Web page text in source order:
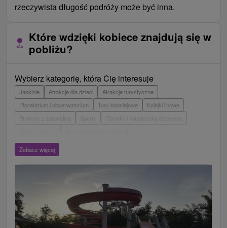
rzeczywista długość podróży może być inna.
Które wdzięki kobiece znajdują się w
pobliżu?
Wybierz kategorię, która Cię interesuje
Jaskinie Atrakcje dla dzieci
Atrakcje turystyczne
Planetarium i obserwatorium
Tory bobslejowe
Kolejki linowe
Atrakcje z adrenaliną
Wieże obserwacyjne i chodniki
Escaperoom
Loty widokowe i rejsy wycieczkowe
Jeziora, jeziora, zbiorniki wodne
Zabytki techniki
Wodospady
Kościoły drewniane Źródła Teatry
Jazda konna
Túry a turistické chodníky
Zamki Chaty górskie
Miejsca sakralne
Zobacz więcej